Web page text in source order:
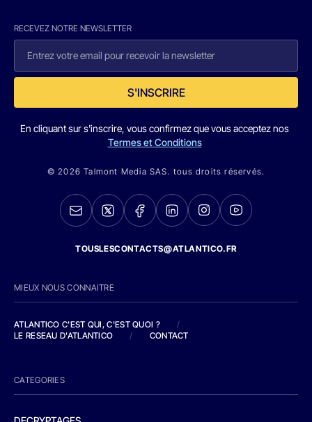
RECEVEZ NOTRE NEWSLETTER
S'INSCRIRE
En cliquant sur s'inscrire, vous confirmez que vous acceptez nos
Termes et Conditions
© 2026 Talmont Media SAS. tous droits réservés.
TOUSLESCONTACTS@ATLANTICO.FR
MIEUX NOUS CONNAITRE
ATLANTICO C'EST QUI, C'EST QUOI ?
/
LE RESEAU D'ATLANTICO
/ CONTACT
CATEGORIES